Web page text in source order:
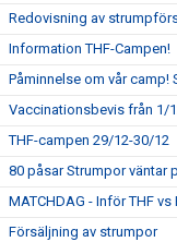
Redovisning av
Information THF-Campen!
Påminnelse om vår camp!
Vaccinationsbevis från 1/
THF-campen 29/12-30/12
80 påsar Strumpor väntar
MATCHDAG - Inför THF vs
Försäljning av strumpor